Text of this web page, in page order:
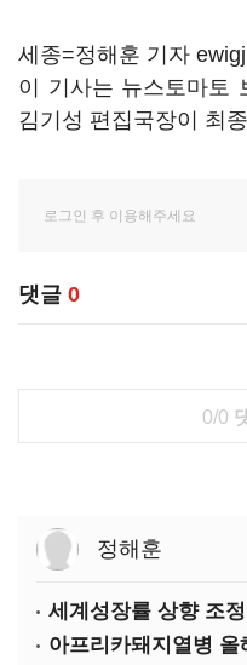
세종=정해훈 기자
이 기사는 뉴스토마토
김기성 편집국장이 최
댓글 0
0/0
정해훈